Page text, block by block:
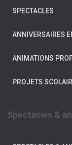
SPECTACLES
ANNIVERSAIRES
ANIMATIONS
PROJETS
Spectacles &